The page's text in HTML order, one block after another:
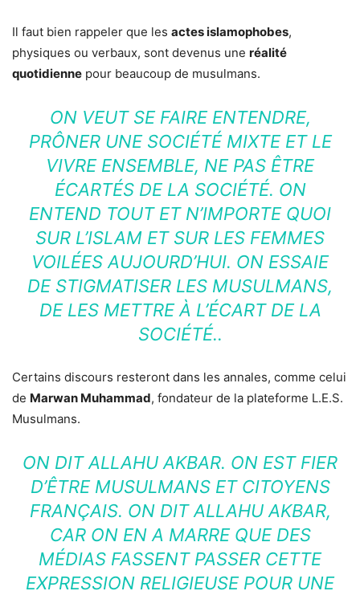
Il faut bien rappeler que les actes islamophobes,
physiques ou verbaux, sont devenus une réalité
quotidienne pour beaucoup de musulmans.
ON VEUT SE FAIRE ENTENDRE,
PRÔNER UNE SOCIÉTÉ MIXTE ET LE
VIVRE ENSEMBLE, NE PAS ÊTRE
ÉCARTÉS DE LA SOCIÉTÉ. ON
ENTEND TOUT ET N’IMPORTE QUOI
SUR L’ISLAM ET SUR LES FEMMES
VOILÉES AUJOURD’HUI. ON ESSAIE
DE STIGMATISER LES MUSULMANS,
DE LES METTRE À L’ÉCART DE LA
SOCIÉTÉ..
Certains discours resteront dans les annales, comme celui
de Marwan Muhammad, fondateur de la plateforme L.E.S.
Musulmans.
ON DIT ALLAHU AKBAR. ON EST FIER
D’ÊTRE MUSULMANS ET CITOYENS
FRANÇAIS. ON DIT ALLAHU AKBAR,
CAR ON EN A MARRE QUE DES
MÉDIAS FASSENT PASSER CETTE
EXPRESSION RELIGIEUSE POUR UNE